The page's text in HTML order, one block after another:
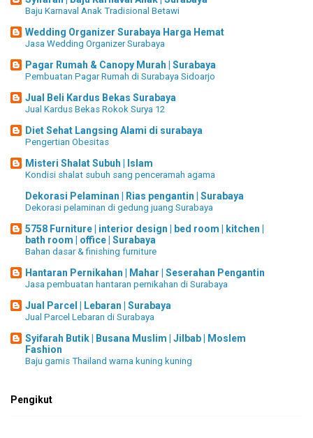
Baju Karnaval Anak Tradisional Betawi
Wedding Organizer Surabaya Harga Hemat
Jasa Wedding Organizer Surabaya
Pagar Rumah & Canopy Murah | Surabaya
Pembuatan Pagar Rumah di Surabaya Sidoarjo
Jual Beli Kardus Bekas Surabaya
Jual Kardus Bekas Rokok Surya 12
Diet Sehat Langsing Alami di surabaya
Pengertian Obesitas
Misteri Shalat Subuh | Islam
Kondisi shalat subuh sang penceramah agama
Dekorasi Pelaminan | Rias pengantin | Surabaya
Dekorasi pelaminan di gedung juang Surabaya
5758 Furniture | interior design | bed room | kitchen |
bath room | office | Surabaya
Bahan dasar & finishing furniture
Hantaran Pernikahan | Mahar | Seserahan Pengantin
Jasa pembuatan hantaran pernikahan di Surabaya
Jual Parcel | Lebaran | Surabaya
Jual Parcel Lebaran di Surabaya
Syifarah Butik | Busana Muslim | Jilbab | Moslem
Fashion
Baju gamis Thailand warna kuning kuning
Pengikut